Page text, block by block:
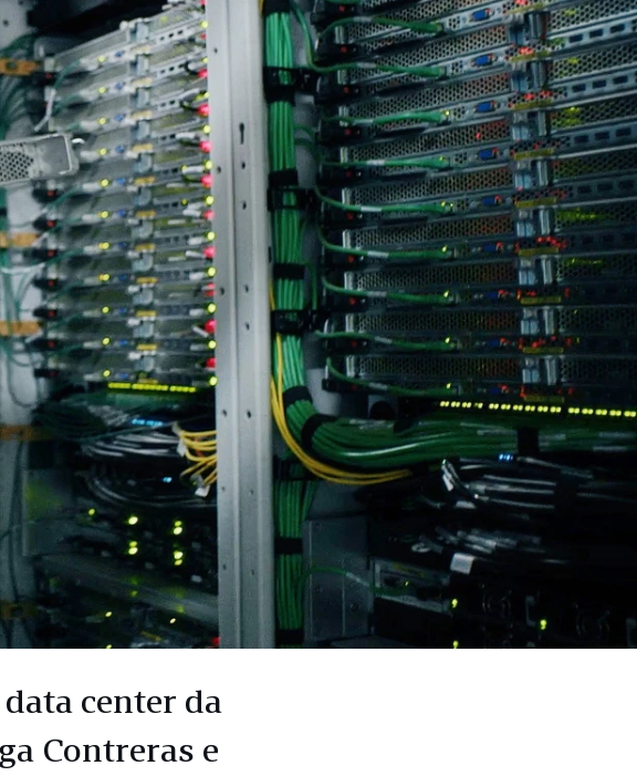
center da
Contreras e